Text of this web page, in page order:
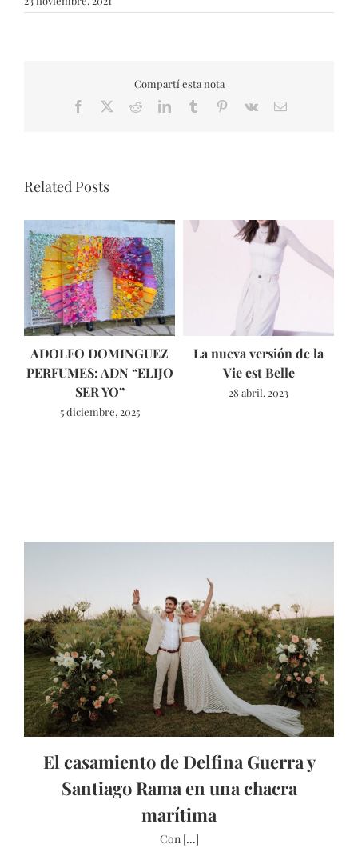
Compartí esta nota
Facebook RedditLinkedInTumblr Pinterest
Vk Email
Related Posts
ADOLFO DOMINGUEZ
PERFUMES: ADN “ELIJO
SER YO”
5 diciembre, 2025
La nueva versión de la
Vie est Belle
28 abril, 2023
El casamiento de Delfina Guerra y
Santiago Rama en una chacra
marítima
Con [...]